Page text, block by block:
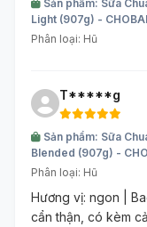
Sản phẩm: Sữa
Light (907g) -
Phân loại: Hũ
T*****g
Sản phẩm: Sữa
Blended (907g) -
Phân loại: Hũ
Hương vị: ngon |
cẩn thận, có kèm